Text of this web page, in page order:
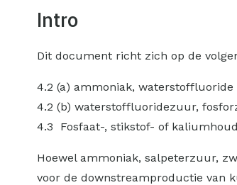
Intro
Dit document richt zich op de
4.2 (a) ammoniak, waterstoffluoride
4.2 (b) waterstoffluoridezuur,
4.3 Fosfaat-, stikstof- of
Hoewel ammoniak, salpeterzuur,
voor de downstreamproductie van